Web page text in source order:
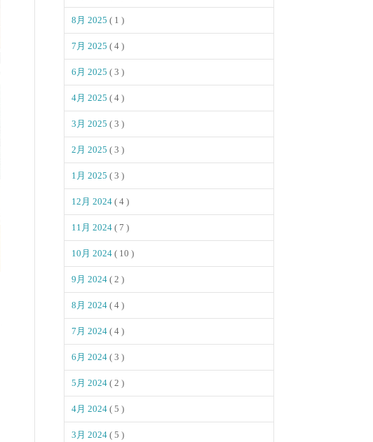
8月 2025 ( 1 )
7月 2025 ( 4 )
6月 2025 ( 3 )
4月 2025 ( 4 )
3月 2025 ( 3 )
2月 2025 ( 3 )
1月 2025 ( 3 )
12月 2024 ( 4 )
11月 2024 ( 7 )
10月 2024 ( 10 )
9月 2024 ( 2 )
8月 2024 ( 4 )
7月 2024 ( 4 )
6月 2024 ( 3 )
5月 2024 ( 2 )
4月 2024 ( 5 )
3月 2024 ( 5 )